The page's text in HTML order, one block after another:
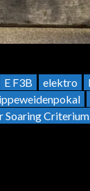
E F3B elektro
Soaring Criterium